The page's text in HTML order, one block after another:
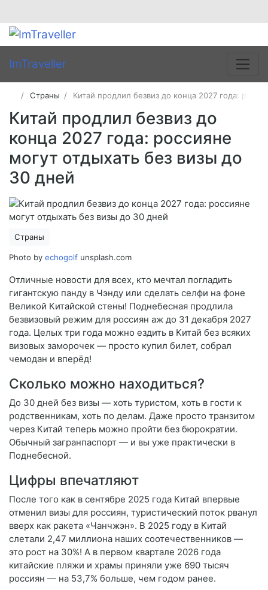
ImTraveller
Страны Китай продлил безвиз до конца 2027 года:
Китай продлил безвиз до
конца 2027 года: россияне
могут отдыхать без визы до
30 дней
Страны
Photo by echogolf unsplash.com
Отличные новости для всех, кто мечтал погладить
гигантскую панду в Чэнду или сделать селфи на фоне
Великой Китайской стены! Поднебесная продлила
безвизовый режим для россиян аж до 31 декабря 2027
года. Целых три года можно ездить в Китай без всяких
визовых заморочек — просто купил билет, собрал
чемодан и вперёд!
Сколько можно находиться?
До 30 дней без визы — хоть туристом, хоть в гости к
родственникам, хоть по делам. Даже просто транзитом
через Китай теперь можно пройти без бюрократии.
Обычный загранпаспорт — и вы уже практически в
Поднебесной.
Цифры впечатляют
После того как в сентябре 2025 года Китай впервые
отменил визы для россиян, туристический поток рванул
вверх как ракета «Чанчжэн». В 2025 году в Китай
слетали 2,47 миллиона наших соотечественников —
это рост на 30%! А в первом квартале 2026 года
китайские пляжи и храмы приняли уже 690 тысяч
россиян — на 53,7% больше, чем годом ранее.